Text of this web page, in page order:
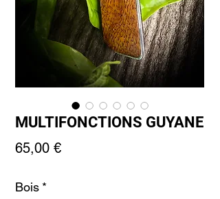
MULTIFONCTIONS GUYANE
65,00 €Prix
Bois *